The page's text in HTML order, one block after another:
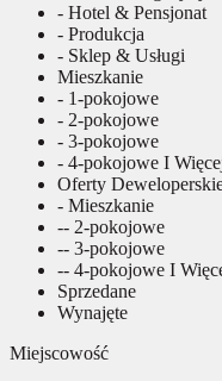
- Hotel & Pensjonat
- Produkcja
- Sklep & Usługi
Mieszkanie
- 1-pokojowe
- 2-pokojowe
- 3-pokojowe
- 4-pokojowe I
Oferty
- Mieszkanie
-- 2-pokojowe
-- 3-pokojowe
-- 4-pokojowe I
Sprzedane
Wynajęte
Miejscowość